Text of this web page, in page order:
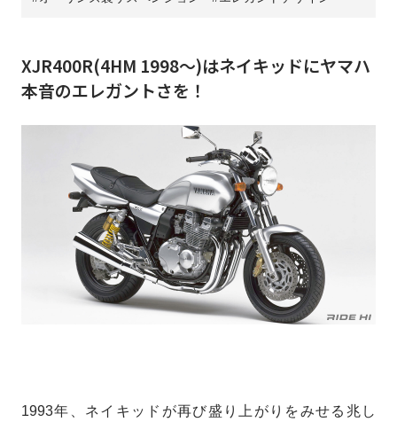
XJR400R(4HM 1998～)はネイキッドにヤマハ
本音のエレガントさを！
1993年、ネイキッドが再び盛り上がりをみせる兆し